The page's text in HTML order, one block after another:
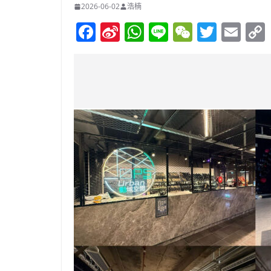
2026-06-02 浩楠
F
b
o
o
k
Si
ei
b
o
W
A
p
p
Li W
at
T E